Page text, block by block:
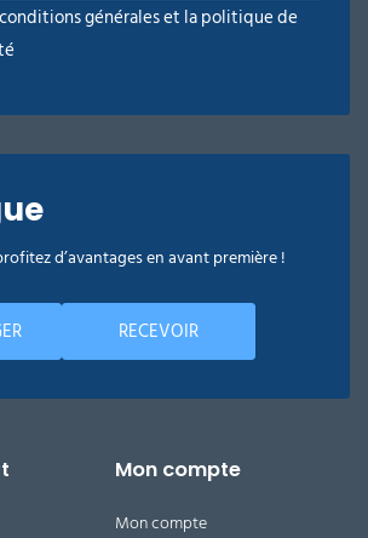
générales et la politique de
d’avantages en avant première !
RECEVOIR
Mon compte
Mon compte